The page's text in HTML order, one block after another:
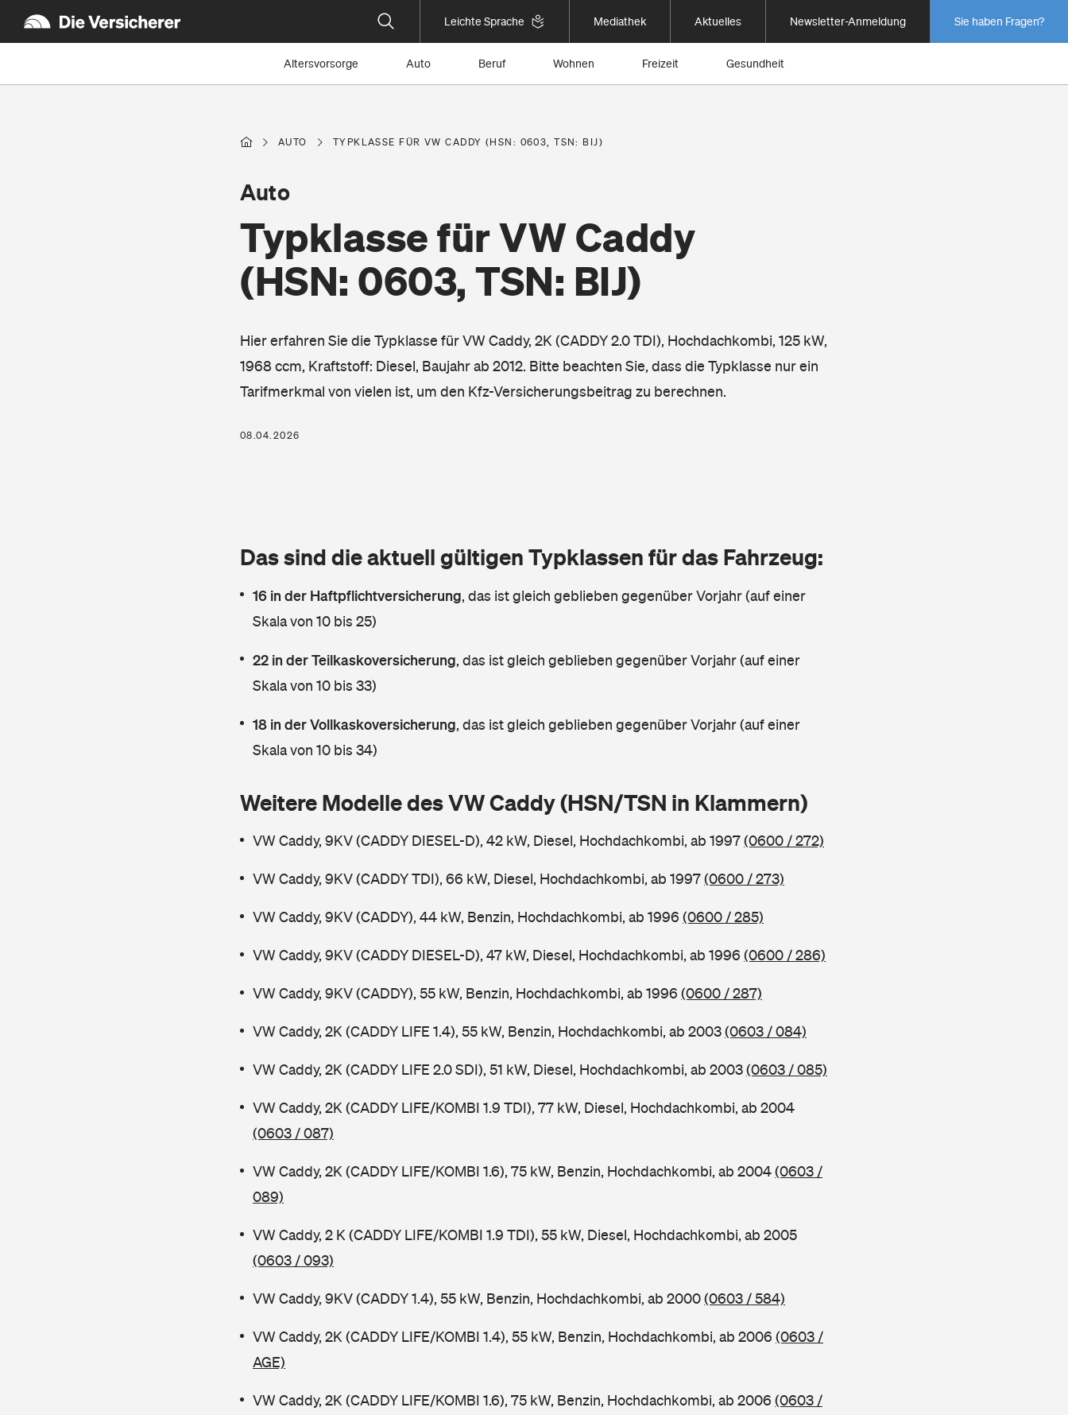
Leichte Sprache Mediathek Aktuelles Newsletter-Anmeldung Sie haben Fragen?
Altersvorsorge Auto Beruf Wohnen Freizeit Gesundheit
AUTO TYPKLASSE FÜR VW CADDY (HSN: 0603, TSN: BIJ)
Typklasse für VW Caddy
(HSN: 0603, TSN: BIJ)
Auto
Hier erfahren Sie die Typklasse für VW Caddy, 2K (CADDY 2.0 TDI), Hochdachkombi, 125 kW,
1968 ccm, Kraftstoff: Diesel, Baujahr ab 2012. Bitte beachten Sie, dass die Typklasse nur ein
Tarifmerkmal von vielen ist, um den Kfz-Versicherungsbeitrag zu berechnen.
08.04.2026
Das sind die aktuell gültigen Typklassen für das Fahrzeug:
16 in der Haftpflichtversicherung, das ist gleich geblieben gegenüber Vorjahr (auf einer
Skala von 10 bis 25)
22 in der Teilkaskoversicherung, das ist gleich geblieben gegenüber Vorjahr (auf einer
Skala von 10 bis 33)
18 in der Vollkaskoversicherung, das ist gleich geblieben gegenüber Vorjahr (auf einer
Skala von 10 bis 34)
Weitere Modelle des VW Caddy (HSN/TSN in Klammern)
VW Caddy, 9KV (CADDY DIESEL-D), 42 kW, Diesel, Hochdachkombi, ab 1997(0600 / 272)
VW Caddy, 9KV (CADDY TDI), 66 kW, Diesel, Hochdachkombi, ab 1997(0600 / 273)
VW Caddy, 9KV (CADDY), 44 kW, Benzin, Hochdachkombi, ab 1996 (0600 / 285)
VW Caddy, 9KV (CADDY DIESEL-D), 47 kW, Diesel, Hochdachkombi, ab 1996 (0600 / 286)
VW Caddy, 9KV (CADDY), 55 kW, Benzin, Hochdachkombi, ab 1996 (0600 / 287)
VW Caddy, 2K (CADDY LIFE 1.4), 55 kW, Benzin, Hochdachkombi, ab 2003(0603 / 084)
VW Caddy, 2K (CADDY LIFE 2.0 SDI), 51 kW, Diesel, Hochdachkombi, ab 2003(0603 / 085)
VW Caddy, 2K (CADDY LIFE/KOMBI 1.9 TDI), 77 kW, Diesel, Hochdachkombi, ab 2004
(0603 / 087)
VW Caddy, 2K (CADDY LIFE/KOMBI 1.6), 75 kW, Benzin, Hochdachkombi, ab 2004(0603 /
089)
VW Caddy, 2 K (CADDY LIFE/KOMBI 1.9 TDI), 55 kW, Diesel, Hochdachkombi, ab 2005
(0603 / 093)
VW Caddy, 9KV (CADDY 1.4), 55 kW, Benzin, Hochdachkombi, ab 2000(0603 / 584)
VW Caddy, 2K (CADDY LIFE/KOMBI 1.4), 55 kW, Benzin, Hochdachkombi, ab 2006 (0603 /
AGE)
VW Caddy, 2K (CADDY LIFE/KOMBI 1.6), 75 kW, Benzin, Hochdachkombi, ab 2006 (0603 /